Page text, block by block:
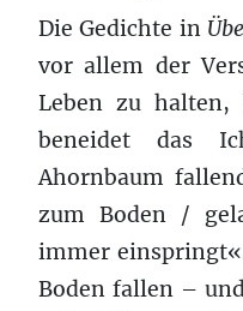
Die Gedichte in
vor allem der
Leben zu halten,
beneidet das
Ahornbaum
zum Boden /
immer
Boden fallen –